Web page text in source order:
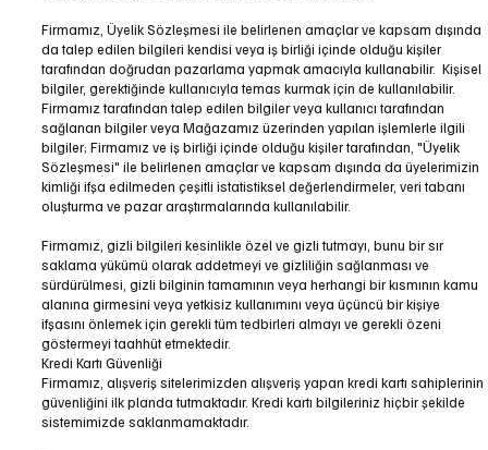
Firmamız, Üyelik Sözleşmesi ile belirlenen amaçlar ve kapsam dışında
da talep edilen bilgileri kendisi veya iş birliği içinde olduğu kişiler
tarafından doğrudan pazarlama yapmak amacıyla kullanabilir. Kişisel
bilgiler, gerektiğinde kullanıcıyla temas kurmak için de kullanılabilir.
Firmamız tarafından talep edilen bilgiler veya kullanıcı tarafından
sağlanan bilgiler veya Mağazamız üzerinden yapılan işlemlerle ilgili
bilgiler; Firmamız ve iş birliği içinde olduğu kişiler tarafından, "Üyelik
Sözleşmesi" ile belirlenen amaçlar ve kapsam dışında da üyelerimizin
kimliği ifşa edilmeden çeşitli istatistiksel değerlendirmeler, veri tabanı
oluşturma ve pazar araştırmalarında kullanılabilir.
Firmamız, gizli bilgileri kesinlikle özel ve gizli tutmayı, bunu bir sır
saklama yükümü olarak addetmeyi ve gizliliğin sağlanması ve
sürdürülmesi, gizli bilginin tamamının veya herhangi bir kısmının kamu
alanına girmesini veya yetkisiz kullanımını veya üçüncü bir kişiye
ifşasını önlemek için gerekli tüm tedbirleri almayı ve gerekli özeni
göstermeyi taahhüt etmektedir.
Kredi Kartı Güvenliği
Firmamız, alışveriş sitelerimizden alışveriş yapan kredi kartı sahiplerinin
güvenliğini ilk planda tutmaktadır. Kredi kartı bilgileriniz hiçbir şekilde
sistemimizde saklanmamaktadır.